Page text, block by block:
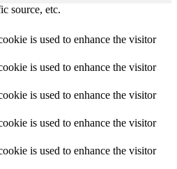
source, etc.
is used to enhance the visitor
is used to enhance the visitor
is used to enhance the visitor
is used to enhance the visitor
is used to enhance the visitor